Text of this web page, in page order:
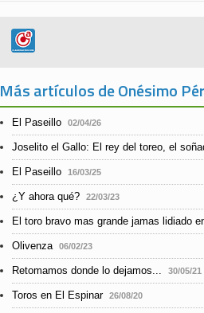
Más artículos de Onésimo
El Paseillo 02/04/26
Joselito el Gallo: El rey del toreo, el
El Paseillo 16/03/25
¿Y ahora qué? 22/03/23
El toro bravo mas grande jamas lidiado
Olivenza 06/02/23
Retomamos donde lo dejamos... 30/05/21
Toros en El Espinar 26/08/20